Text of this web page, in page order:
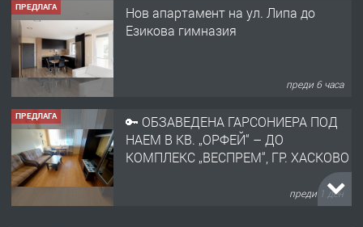
ПРЕДЛАГА
Нов апартамент на ул. Липа до
Езикова гимназия
преди 6 часа
ПРЕДЛАГА
🔑 ОБЗАВЕДЕНА ГАРСОНИЕРА ПОД
НАЕМ В КВ. „ОРФЕЙ“ – ДО
КОМПЛЕКС „ВЕСПРЕМ“, ГР. ХАСКОВО
преди 1 ден